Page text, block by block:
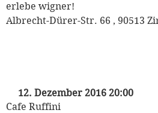
12. Dezember 2016 20:00
Cafe Ruffini
erlebe wigner!
Albrecht-Dürer-Str. 66 , 90513